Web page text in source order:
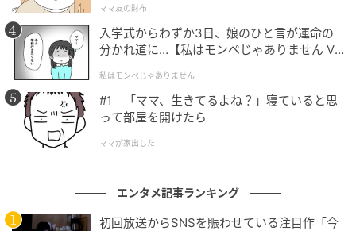
光誠は、ずっと誰かに突き落とされたと思って犯人を
捜してきたが、それは思い込みで、実は“自ら転落して
いた”という答えにたどり着く。「君にはそうなってほ
しくない」と未来を変えようとするが、英人は「もう
疲れました」と石段から身を投げる。しかしすぐ下に
いた英治に受け止められた。
後任に指名。スーパー蒼萬の跡地をあかり商店街に譲
り、みんなはまた一緒に働けることに。大喜びの中、
ママ友の財布
入学式からわずか3日、娘のひと言が運命の
分かれ道に…【私はモンペじゃありません Vo
私はモンペじゃありません
#1 「ママ、生きてるよね？」寝ていると思
って部屋を開けたら
ママが家出した
エンタメ記事ランキング
初回放送からSNSを賑わせている注目作「今